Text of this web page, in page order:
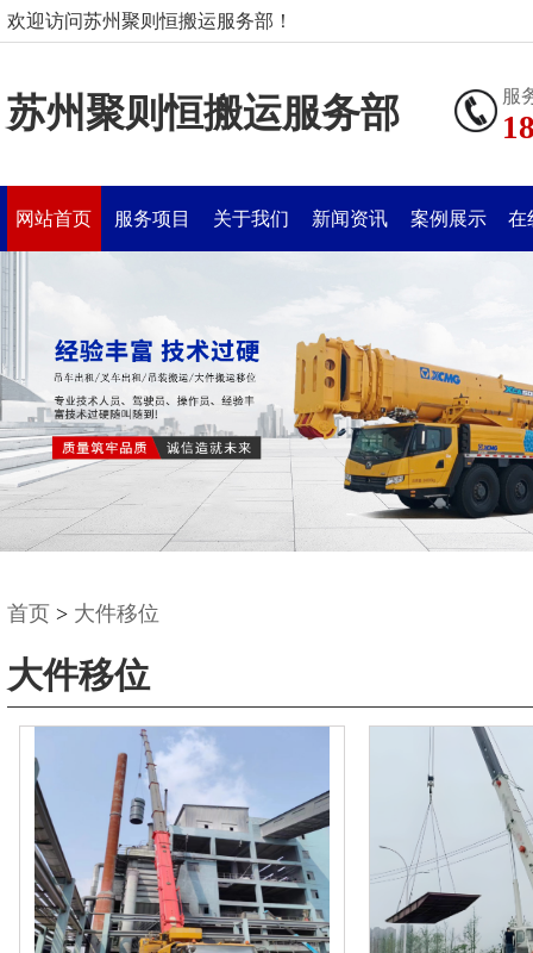
欢迎访问苏州聚则恒搬运服务部！
苏州聚则恒搬运服务部 服
网站首页 服务项目 关于我们 新闻资讯 案例展示 在
首页 > 大件移位
大件移位